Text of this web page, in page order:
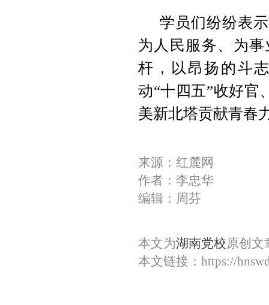
学员们纷纷表
为人民服务、为
杆，以昂扬的斗
动“十四五”收好官
美新北塔贡献青春
来源：红麓网
作者：李忠华
编辑：周芬
本文为湖南党校原创文
本文链接： https://